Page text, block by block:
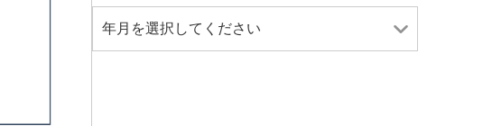
年月を選択してください